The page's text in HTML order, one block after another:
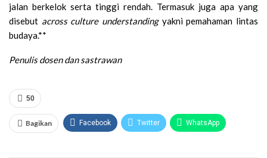
jalan berkelok serta tinggi rendah. Termasuk juga apa yang
disebut across culture understandingyakni pemahaman lintas
budaya.**
Penulis dosen dan sastrawan
50
Bagikan Facebook Twitter WhatsApp